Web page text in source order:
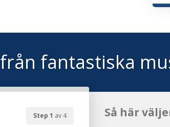
från fantastiska
Step 1 av 4 Så här